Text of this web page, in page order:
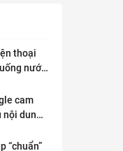
thoại
nước
cam
nội dung
“chuẩn”